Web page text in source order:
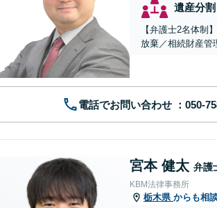
遺産分割
【弁護士2名体制
放棄／相続財産管
電話でお問い合わせ
宮本 健太 弁護
KBM法律事務所
栃木県 からも相